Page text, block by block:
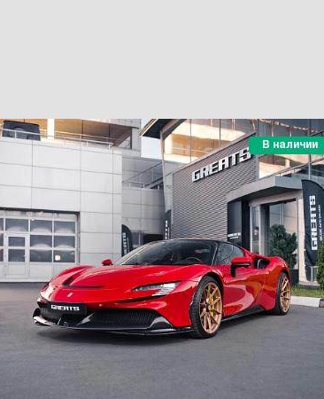
В наличии